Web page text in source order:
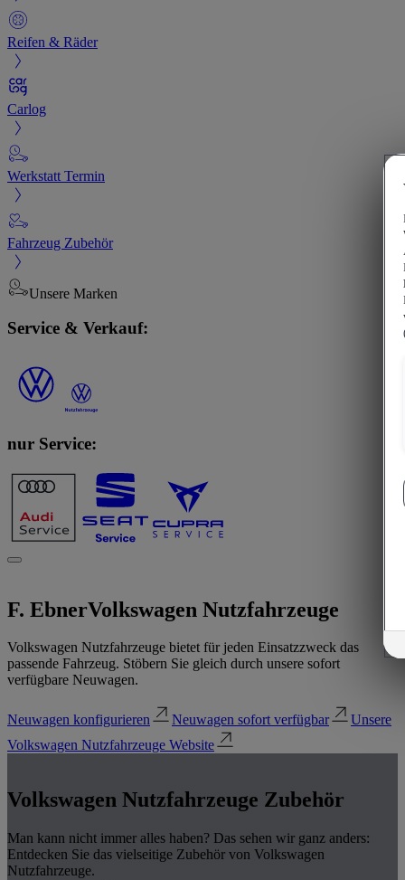
Reifen & Räder
Carlog
Werkstatt Termin
Fahrzeug Zubehör
Unsere Marken
Service & Verkauf:
nur Service:
F. EbnerVolkswagen Nutzfahrzeuge
Volkswagen Nutzfahrzeuge bietet für jeden Einsatzzweck das
passende Fahrzeug. Stöbern Sie gleich durch unsere sofort
verfügbare Neuwagen.
Neuwagen konfigurieren Neuwagen sofort verfügbar
Unsere
Volkswagen Nutzfahrzeuge Website
Volkswagen Nutzfahrzeuge Zubehör
Man kann nicht immer alles haben? Das sehen wir ganz anders:
Entdecken Sie das vielseitige Zubehör von Volkswagen
Nutzfahrzeuge.